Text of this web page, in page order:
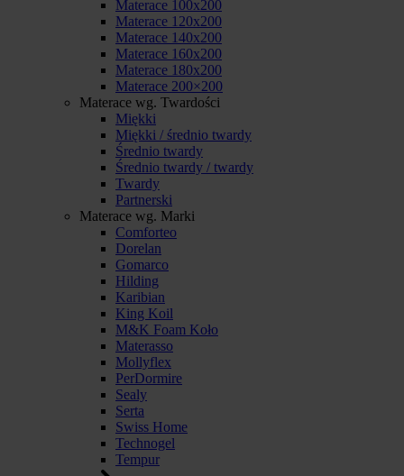
Materace 100x200
Materace 120x200
Materace 140x200
Materace 160x200
Materace 180x200
Materace 200×200
Materace wg. Twardości
Miękki
Miękki / średnio twardy
Średnio twardy
Średnio twardy / twardy
Twardy
Partnerski
Materace wg. Marki
Comforteo
Dorelan
Gomarco
Hilding
Karibian
King Koil
M&K Foam Koło
Materasso
Mollyflex
PerDormire
Sealy
Serta
Swiss Home
Technogel
Tempur